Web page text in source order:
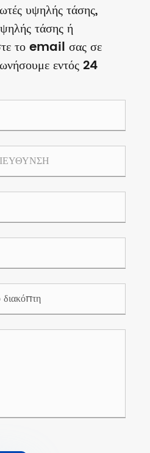
υψηλής τάσης,
τάσης ή
το email σας σε
εντός 24